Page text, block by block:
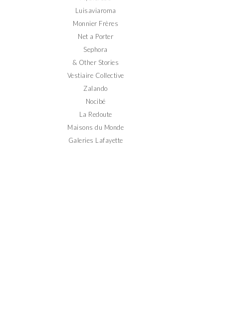
Luisaviaroma
Monnier Frères
Net a Porter
Sephora
& Other Stories
Vestiaire Collective
Zalando
Nocibé
La Redoute
Maisons du Monde
Galeries Lafayette